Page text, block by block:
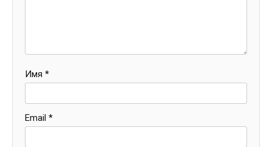
Имя *
Email *